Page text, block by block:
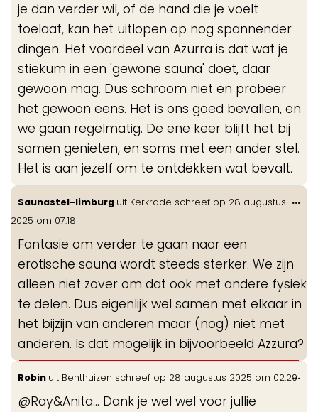
je dan verder wil, of de hand die je voelt
toelaat, kan het uitlopen op nog spannender
dingen. Het voordeel van Azurra is dat wat je
stiekum in een 'gewone sauna' doet, daar
gewoon mag. Dus schroom niet en probeer
het gewoon eens. Het is ons goed bevallen, en
we gaan regelmatig. De ene keer blijft het bij
samen genieten, en soms met een ander stel.
Het is aan jezelf om te ontdekken wat bevalt.
Saunastel-limburg uit Kerkrade schreef op 28 augustus
2025 om 07:18
Fantasie om verder te gaan naar een
erotische sauna wordt steeds sterker. We zijn
alleen niet zover om dat ook met andere fysiek
te delen. Dus eigenlijk wel samen met elkaar in
het bijzijn van anderen maar (nog) niet met
anderen. Is dat mogelijk in bijvoorbeeld Azzura?
...
Robin uit Benthuizen schreef op 28 augustus 2025 om 02:29
@Ray&Anita... Dank je wel wel voor jullie
...